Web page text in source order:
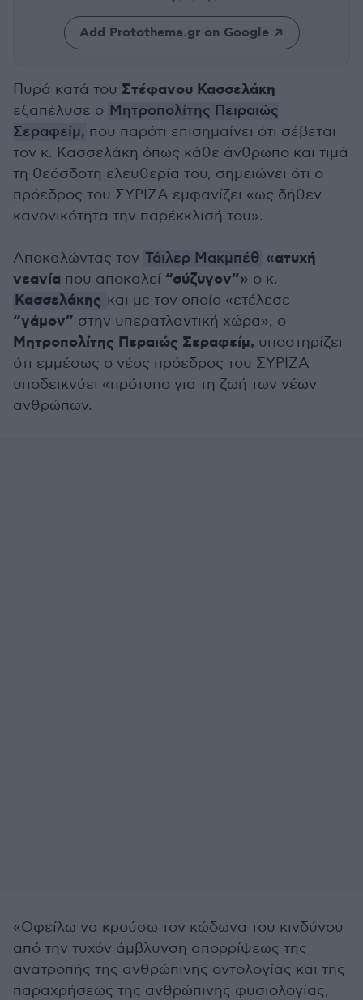
Add Protothema.gr on Google
Πυρά κατά του Στέφανου Κασσελάκη
εξαπέλυσε ο Μητροπολίτης Πειραιώς
Σεραφείμ, που παρότι επισημαίνει ότι σέβεται
τον κ. Κασσελάκη όπως κάθε άνθρωπο και τιμά
τη θεόσδοτη ελευθερία του, σημειώνει ότι ο
πρόεδρος του ΣΥΡΙΖΑ εμφανίζει «ως δήθεν
κανονικότητα την παρέκκλισή του».
Αποκαλώντας τον Τάιλερ Μακμπέθ «ατυχή
νεανία που αποκαλεί “σύζυγον”» ο κ.
Κασσελάκης και με τον οποίο «ετέλεσε
“γάμον” στην υπερατλαντική χώρα», ο
Μητροπολίτης Περαιώς Σεραφείμ, υποστηρίζει
ότι εμμέσως ο νέος πρόεδρος του ΣΥΡΙΖΑ
υποδεικνύει «πρότυπο για τη ζωή των νέων
ανθρώπων.
«Οφείλω να κρούσω τον κώδωνα του κινδύνου
από την τυχόν άμβλυνση απορρίψεως της
ανατροπής της ανθρώπινης οντολογίας και της
παραχρήσεως της ανθρώπινης φυσιολογίας,